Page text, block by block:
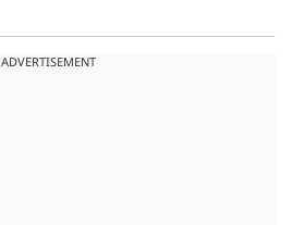
ADVERTISEMENT